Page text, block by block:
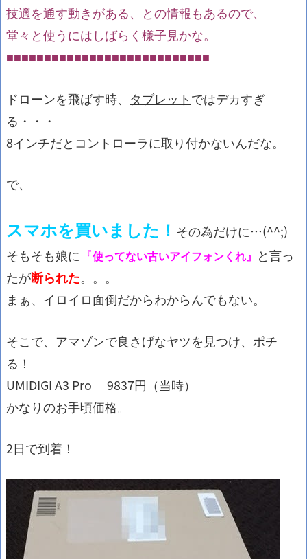
技適を通す動きがある、との情報もあるので、
堂々と使うにはしばらく様子見かな。
■■■■■■■■■■■■■■■■■■■■■■■■■■■
ドローンを飛ばす時、 タブレットではデカすぎ
る・・・
8インチだとコントローラに取り付かないんだな。
で、
スマホを買いました！ その為だけに…(^^;)
そもそも娘に 『使ってない古いアイフォンくれ』 と言っ
たが断られた。。。
まぁ、イロイロ面倒だからわからんでもない。
そこで、アマゾンで良さげなヤツを見つけ、ポチ
る！
UMIDIGI A3 Pro 9837円（当時）
かなりのお手頃価格。
2日で到着！